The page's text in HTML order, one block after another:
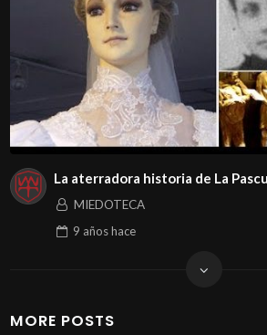
La aterradora historia de La
MIEDOTECA
9 añoshace
MORE POSTS